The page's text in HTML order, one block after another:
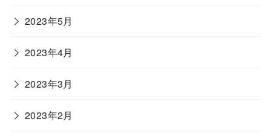
2023年5月
2023年4月
2023年3月
2023年2月